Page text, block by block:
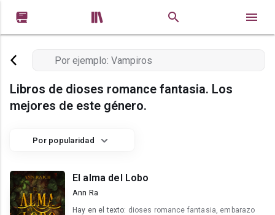
 
Libros de dioses romance fantasia. Los
mejores de este género.
Por popularidad
El alma del Lobo
Ann Ra
Hay en el texto: dioses romance fantasia, embarazo